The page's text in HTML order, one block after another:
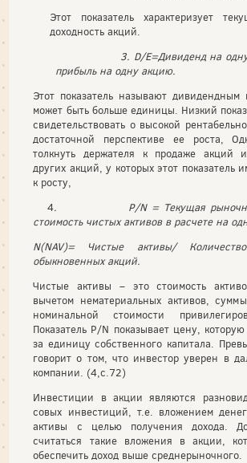
Этот показатель характеризует
доходность акций.
3. D/E=Дивиденд на
прибыль на одну акцию.
Этот показатель называют
может быть больше единицы. Низкий
свидетельствовать о высокой
достаточной перспективе ее роста,
толкнуть держателя к продаже акций
других акций, у которых этот показатель
к росту,
4. Р/N= Текущая
стоимость чистых активов в расчете на
N(NAV)= Чистые активы/
обыкновенных акций.
Чистые активы – это стоимость
вычетом нематериальных активов,
номинальной стоимости
Показатель Р/N показывает цену,
за единицу собственного капитала.
говорит о том, что инвестор уверен в
компании. (4,с.72)
Инвестиции в акции являются
совых инвестиций, т.е. вложением
активы с целью получения дохода.
считаться такие вложения в ак­ции,
обеспечить доход выше среднерыночного.